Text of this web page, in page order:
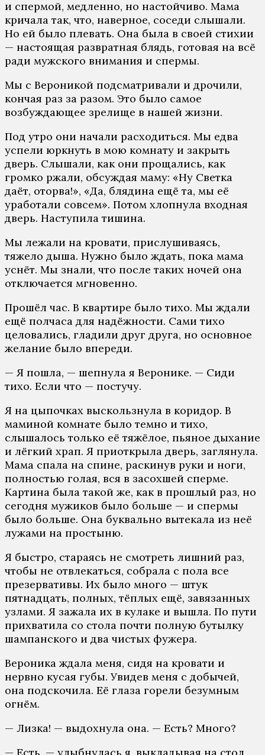
и спермой, медленно, но настойчиво. Мама
кричала так, что, наверное, соседи слышали.
Но ей было плевать. Она была в своей стихии
— настоящая развратная блядь, готовая на всё
ради мужского внимания и спермы.
Мы с Вероникой подсматривали и дрочили,
кончая раз за разом. Это было самое
возбуждающее зрелище в нашей жизни.
Под утро они начали расходиться. Мы едва
успели юркнуть в мою комнату и закрыть
дверь. Слышали, как они прощались, как
громко ржали, обсуждая маму: «Ну Светка
даёт, оторва!», «Да, блядина ещё та, мы её
уработали совсем». Потом хлопнула входная
дверь. Наступила тишина.
Мы лежали на кровати, прислушиваясь,
тяжело дыша. Нужно было ждать, пока мама
уснёт. Мы знали, что после таких ночей она
отключается мгновенно.
Прошёл час. В квартире было тихо. Мы ждали
ещё полчаса для надёжности. Сами тихо
целовались, гладили друг друга, но основное
желание было впереди.
— Я пошла, — шепнула я Веронике. — Сиди
тихо. Если что — постучу.
Я на цыпочках выскользнула в коридор. В
маминой комнате было темно и тихо,
слышалось только её тяжёлое, пьяное дыхание
и лёгкий храп. Я приоткрыла дверь, заглянула.
Мама спала на спине, раскинув руки и ноги,
полностью голая, вся в засохшей сперме.
Картина была такой же, как в прошлый раз, но
сегодня мужиков было больше — и спермы
было больше. Она буквально вытекала из неё
лужами на простыню.
Я быстро, стараясь не смотреть лишний раз,
чтобы не отвлекаться, собрала с пола все
презервативы. Их было много — штук
пятнадцать, полных, тёплых ещё, завязанных
узлами. Я зажала их в кулаке и вышла. По пути
прихватила со стола почти полную бутылку
шампанского и два чистых фужера.
Вероника ждала меня, сидя на кровати и
нервно кусая губы. Увидев меня с добычей,
она подскочила. Её глаза горели безумным
огнём.
— Лизка! — выдохнула она. — Есть? Много?
— Есть, — улыбнулась я, выкладывая на стол